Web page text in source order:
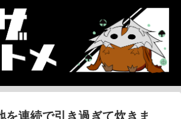
を連続で引き過ぎて炊きま